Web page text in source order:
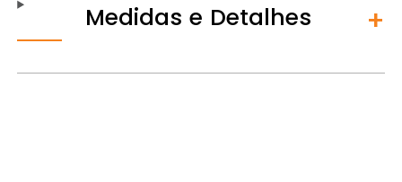
Medidas e Detalhes